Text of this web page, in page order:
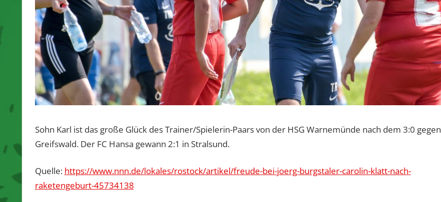
Sohn Karl ist das große Glück des Trainer/Spielerin-Paars von der HSG Warnemünde nach dem 3:0 gegen
Greifswald. Der FC Hansa gewann 2:1 in Stralsund.
Quelle: https://www.nnn.de/lokales/rostock/artikel/freude-bei-joerg-burgstaler-carolin-klatt-nach-
raketengeburt-45734138